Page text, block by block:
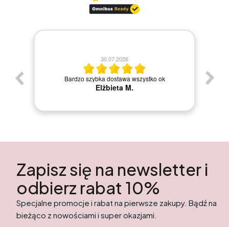
30.07.2026
Bardzo szybka dostawa wszystko ok
Elżbieta M.
Zapisz się na newsletter i
odbierz rabat 10%
Specjalne promocje i rabat na pierwsze zakupy. Bądź na
bieżąco z nowościami i super okazjami.